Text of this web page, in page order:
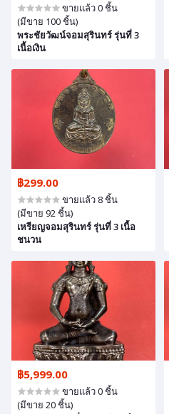
ขายแล้ว 0 ชิ้น
(มีขาย 100 ชิ้น)
พระชัยวัฒน์จอมสุรินทร์ รุ่นที่ 3
เนื้อเงิน
฿299.00
ขายแล้ว 8 ชิ้น
(มีขาย 92 ชิ้น)
เหรียญจอมสุรินทร์ รุ่นที่ 3 เนื้อ
ชนวน
฿5,999.00
ขายแล้ว 0 ชิ้น
(มีขาย 20 ชิ้น)